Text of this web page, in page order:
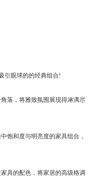
引眼球的的经典组合!
落，将雅致氛围展现得淋漓尽
饱和度与明亮度的家具组合，
具的配色，将家居的高级格调